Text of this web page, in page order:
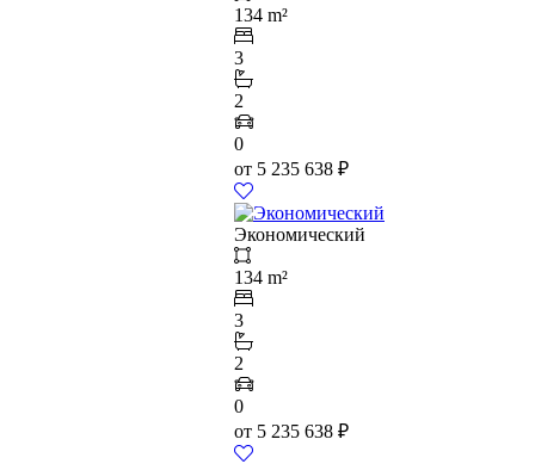
134 m²
3
2
0
от 5 235 638 ₽
Экономический
134 m²
3
2
0
от 5 235 638 ₽